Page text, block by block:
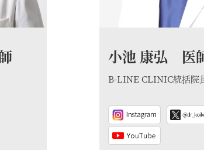
小池 康弘 医
B-LINE CLINIC統括院